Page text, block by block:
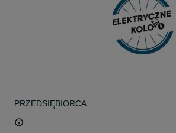
• Wkład suportu: ACROS T47
• Łańcuch: SHIMANO M6100
• Piasta przód: SHIMANO RX180
• Piasta tył: SHIMANO RX180
• Dźwignie hamulca: SHIMANO GRX RX610
• Tarcza hamulcowa przód: SHIMANO
• Tarcza hamulcowa tył: SHIMANO CL700
• Siodło: SANMARCO SHORTFIT 2
PRZEDSIĘBIORCA